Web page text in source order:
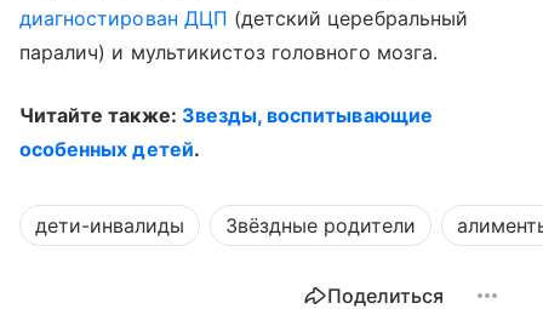
диагностирован ДЦП (детский церебральный
паралич) и мультикистоз головного мозга.
Читайте также: Звезды, воспитывающие
особенных детей.
дети-инвалиды Звёздные родители
Поделиться